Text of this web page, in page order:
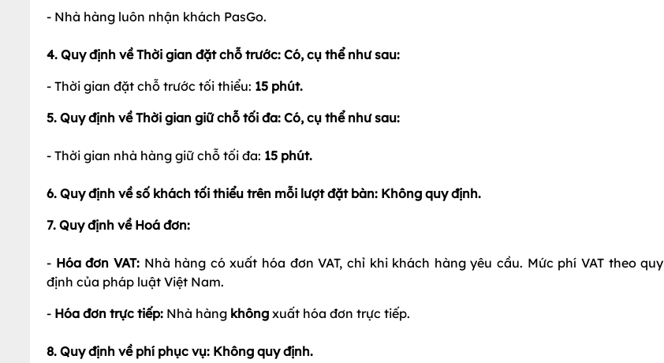
- Nhà hàng luôn nhận khách PasGo.
4. Quy định về Thời gian đặt chỗ trước: Có, cụ thể như sau:
- Thời gian đặt chỗ trước tối thiểu: 15 phút.
5. Quy định về Thời gian giữ chỗ tối đa: Có, cụ thể như sau:
- Thời gian nhà hàng giữ chỗ tối đa: 15 phút.
6. Quy định về số khách tối thiểu trên mỗi lượt đặt bàn: Không quy định.
7. Quy định về Hoá đơn:
- Hóa đơn VAT:Nhà hàng có xuất hóa đơn VAT, chỉ khi khách hàng yêu cầu. Mức phí VAT theo quy
định của pháp luật Việt Nam.
- Hóa đơn trực tiếp: Nhà hàng không xuất hóa đơn trực tiếp.
8. Quy định về phí phục vụ: Không quy định.